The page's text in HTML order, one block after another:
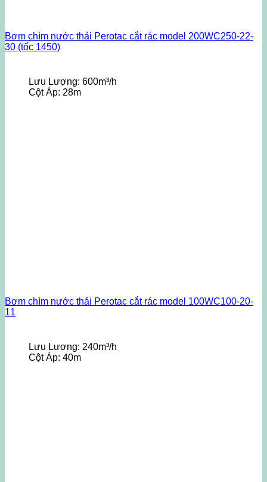
Bơm chìm nước thải Perotac cắt rác model 200WC250-22-
30 (tốc 1450)
Lưu Lượng: 600m³/h
Cột Áp: 28m
Bơm chìm nước thải Perotac cắt rác model 100WC100-20-
11
Lưu Lượng: 240m³/h
Cột Áp: 40m